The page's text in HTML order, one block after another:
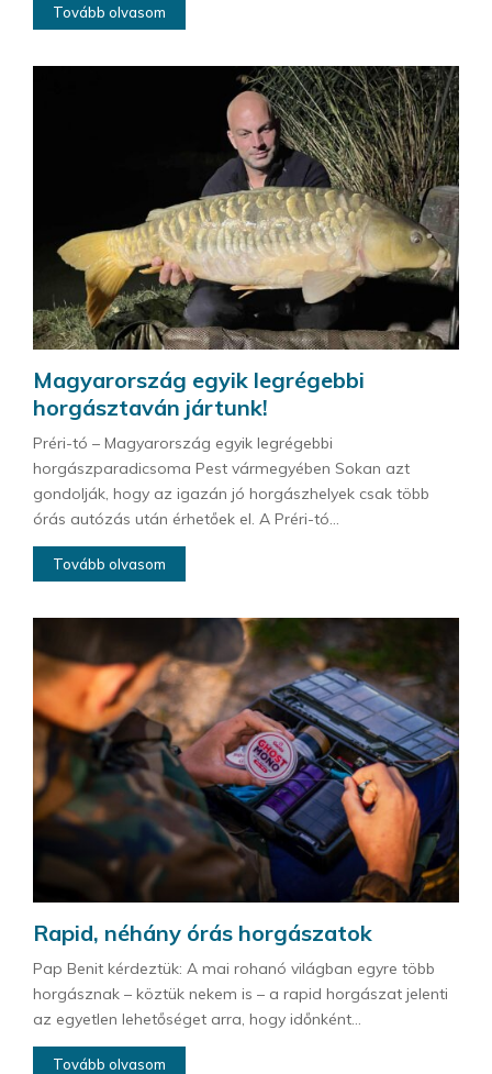
Tovább olvasom
Magyarország egyik legrégebbi
horgásztaván jártunk!
Préri-tó – Magyarország egyik legrégebbi
horgászparadicsoma Pest vármegyében Sokan azt
gondolják, hogy az igazán jó horgászhelyek csak több
órás autózás után érhetőek el. A Préri-tó...
Tovább olvasom
Rapid, néhány órás horgászatok
Pap Benit kérdeztük: A mai rohanó világban egyre több
horgásznak – köztük nekem is – a rapid horgászat jelenti
az egyetlen lehetőséget arra, hogy időnként...
Tovább olvasom